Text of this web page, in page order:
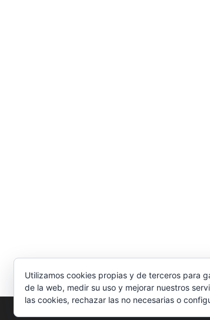
Utilizamos cookies propias y de terceros para
de la web, medir su uso y mejorar nuestros
las cookies, rechazar las no necesarias o